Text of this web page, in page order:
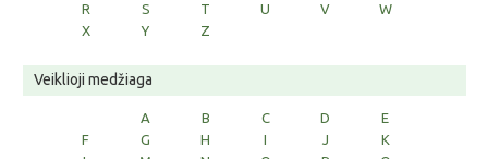
R
S T U V
W
X
Y Z
Veiklioji medžiaga
A B C D
E
F
G H I J
K